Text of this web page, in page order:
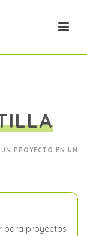
PROYECTO EN UN
para proyectos